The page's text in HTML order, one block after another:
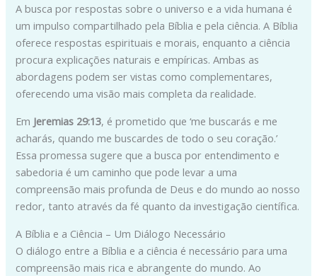
A busca por respostas sobre o universo e a vida humana é
um impulso compartilhado pela Bíblia e pela ciência. A Bíblia
oferece respostas espirituais e morais, enquanto a ciência
procura explicações naturais e empíricas. Ambas as
abordagens podem ser vistas como complementares,
oferecendo uma visão mais completa da realidade.
Em Jeremias 29:13, é prometido que ‘me buscarás e me
acharás, quando me buscardes de todo o seu coração.’
Essa promessa sugere que a busca por entendimento e
sabedoria é um caminho que pode levar a uma
compreensão mais profunda de Deus e do mundo ao nosso
redor, tanto através da fé quanto da investigação científica.
A Bíblia e a Ciência – Um Diálogo Necessário
O diálogo entre a Bíblia e a ciência é necessário para uma
compreensão mais rica e abrangente do mundo. Ao